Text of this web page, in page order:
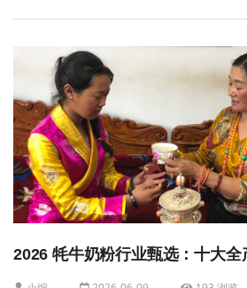
2026 牦牛奶粉行业甄选：十大